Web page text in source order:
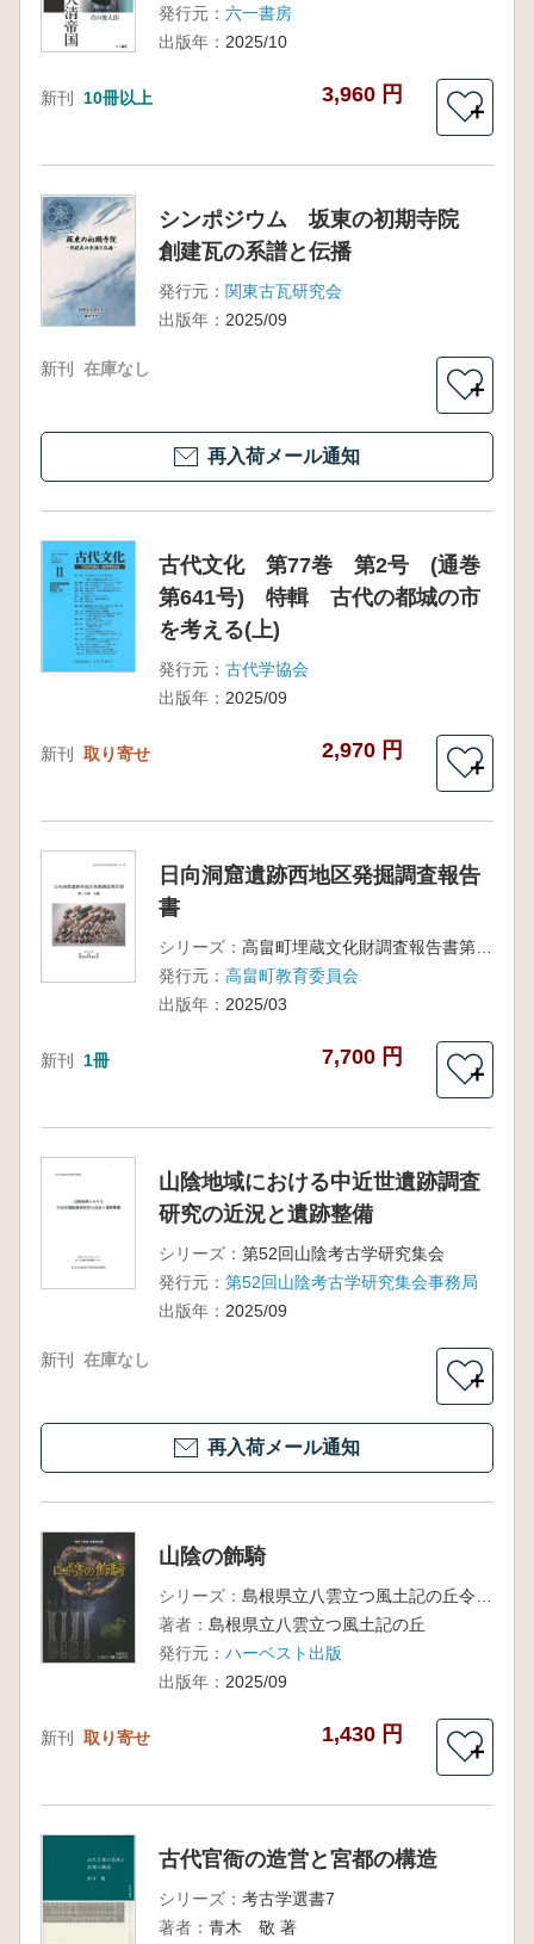
発行元： 六一書房
出版年： 2025/10
新刊 10冊以上 3,960 円
＋
シンポジウム 坂東の初期寺院
創建瓦の系譜と伝播
発行元： 関東古瓦研究会
出版年： 2025/09
新刊 在庫なし
＋
再入荷メール通知
古代文化 第77巻 第2号 (通巻
第641号) 特輯 古代の都城の市
を考える(上)
発行元： 古代学協会
出版年： 2025/09
新刊 取り寄せ 2,970 円
＋
日向洞窟遺跡西地区発掘調査報告
書
シリーズ：
高畠町埋蔵文化財調査報告書第11集
発行元： 高畠町教育委員会
出版年： 2025/03
新刊 1冊 7,700 円
＋
山陰地域における中近世遺跡調査
研究の近況と遺跡整備
シリーズ： 第52回山陰考古学研究集会
発行元： 第52回山陰考古学研究集会事務局
出版年： 2025/09
新刊 在庫なし
＋
再入荷メール通知
山陰の飾騎
シリーズ：
著者： 島根県立八雲立つ風土記の丘
発行元： ハーベスト出版
出版年： 2025/09
新刊 取り寄せ 1,430 円
＋
古代官衙の造営と宮都の構造
シリーズ： 考古学選書7
著者： 青木 敬 著